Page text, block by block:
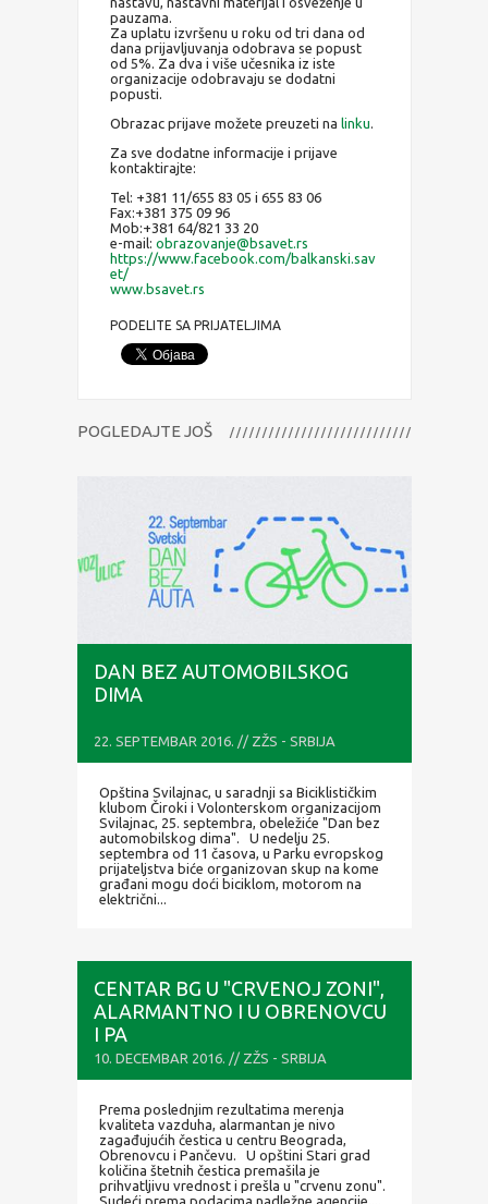
pauzama.
Za uplatu izvršenu u roku od tri dana od
dana prijavljuvanja odobrava se popust
od 5%. Za dva i više učesnika iz iste
organizacije odobravaju se dodatni
popusti.
Obrazac prijave možete preuzeti na linku
Za sve dodatne informacije i prijave
kontaktirajte:
Tel: +381 11/655 83 05 i 655 83 06
Fax:+381 375 09 96
Mob:+381 64/821 33 20
e-mail: obrazovanje@bsavet.rs
https://www.facebook.com/balkanski.sav
et/
www.bsavet.rs
PODELITE SA PRIJATELJIMA
POGLEDAJTE JOŠ
DAN BEZ AUTOMOBILSKOG
DIMA
22. SEPTEMBAR 2016. // ZŽS - SRBIJA
Opština Svilajnac, u saradnji sa Biciklističkim
klubom Čiroki i Volonterskom organizacijom
Svilajnac, 25. septembra, obeležiće "Dan bez
automobilskog dima". U nedelju 25.
septembra od 11 časova, u Parku evropskog
prijateljstva biće organizovan skup na kome
građani mogu doći biciklom, motorom na
električni...
CENTAR BG U "CRVENOJ ZONI",
ALARMANTNO I U OBRENOVCU
I PA
10. DECEMBAR 2016. // ZŽS - SRBIJA
Prema poslednjim rezultatima merenja
kvaliteta vazduha, alarmantan je nivo
zagađujućih čestica u centru Beograda,
Obrenovcu i Pančevu. U opštini Stari grad
količina štetnih čestica premašila je
prihvatljivu vrednost i prešla u "crvenu zonu".
Sudeći prema podacima nadležne agencije,...